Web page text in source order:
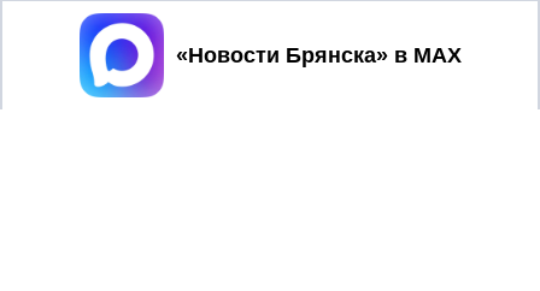
Принять